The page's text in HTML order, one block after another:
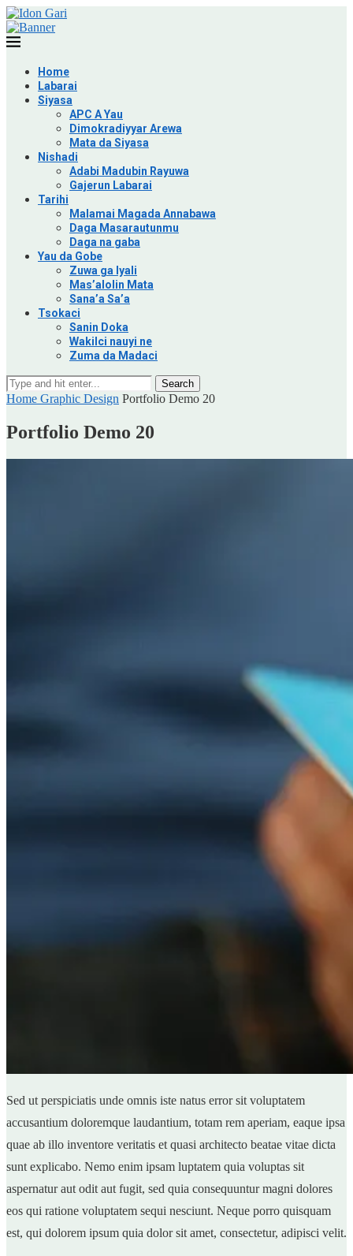
Home
Labarai
Siyasa
APC A Yau
Dimokradiyyar Arewa
Mata da Siyasa
Nishadi
Adabi Madubin Rayuwa
Gajerun Labarai
Tarihi
Malamai Magada Annabawa
Daga Masarautunmu
Daga na gaba
Yau da Gobe
Zuwa ga Iyali
Mas’alolin Mata
Sana’a Sa’a
Tsokaci
Sanin Doka
Wakilci nauyi ne
Zuma da Madaci
Search
Home Graphic Design Portfolio Demo 20
Portfolio Demo 20
Sed ut perspiciatis unde omnis iste natus error sit voluptatem
accusantium doloremque laudantium, totam rem aperiam, eaque ipsa
quae ab illo inventore veritatis et quasi architecto beatae vitae dicta
sunt explicabo. Nemo enim ipsam luptatem quia voluptas sit
aspernatur aut odit aut fugit, sed quia consequuntur magni dolores
eos qui ratione voluptatem sequi nesciunt. Neque porro quisquam
est, qui dolorem ipsum quia dolor sit amet, consectetur, adipisci velit.